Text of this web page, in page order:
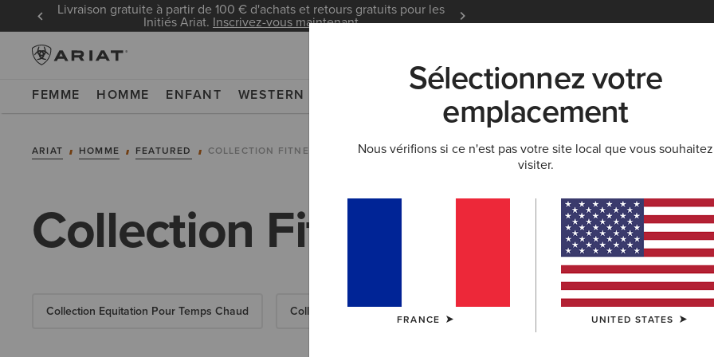
Livraison gratuite à partir de 100 € d'achats et retours gratuits pour les
Initiés Ariat. Inscrivez-vous maintenant
FEMME HOMME ENFANT WESTERN NOUVEAUTÉS & SÉLECTIONS ARIAT LIFE
ARIAT HOMME FEATURED COLLECTION FITNESS
Collection Fitness Homme
Collection Equitation Pour Temps Chaud Collection Temps Chaud Pour Les Jours De Pluie Équipement
Sélectionnez votre
emplacement
Nous vérifions si ce n'est pas votre site local que vous souhaitez
visiter.
FRANCE UNITED STATES